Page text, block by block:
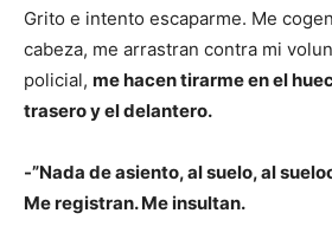
Grito e intento escaparme. Me
cabeza, me arrastran contra mi
policial, me hacen tirarme en el
trasero y el delantero.
-”Nada de asiento, al suelo, al
Me registran. Me insultan.